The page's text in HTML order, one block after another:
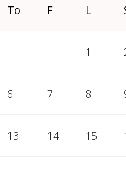
To F L
1
6 7 8
13 14 15